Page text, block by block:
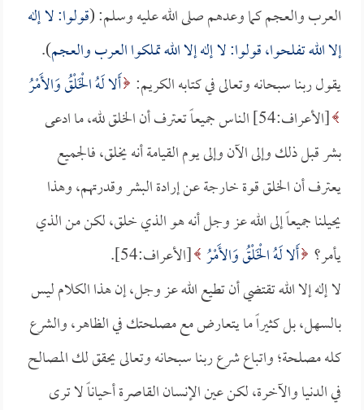
العرب والعجم كما وعدهم صلى الله عليه وسلم: (قولوا: لا إله
إلا الله تفلحوا، قولوا: لا إله إلا الله تملكوا العرب والعجم).
يقول ربنا سبحانه وتعالى في كتابه الكريم: أَلا لَهُ الْخَلْقُ وَالأَمْرُ
[الأعراف:54] الناس جميعاً تعترف أن الخلق لله، ما ادعى
بشر قبل ذلك وإلى الآن وإلى يوم القيامة أنه يخلق، فالجميع
يعترف أن الخلق قوة خارجة عن إرادة البشر وقدرتهم، وهذا
يحيلنا جميعاً إلى الله عز وجل أنه هو الذي خلق، لكن من الذي
يأمر؟ أَلا لَهُ الْخَلْقُ وَالأَمْرُ [الأعراف:54].
لا إله إلا الله تقتضي أن تطيع الله عز وجل، إن هذا الكلام ليس
بالسهل، بل كثيراً ما يتعارض مع مصلحتك في الظاهر، والشرع
كله مصلحة؛ واتباع شرع ربنا سبحانه وتعالى يحقق لك المصالح
في الدنيا والآخرة، لكن عين الإنسان القاصرة أحياناً لا ترى